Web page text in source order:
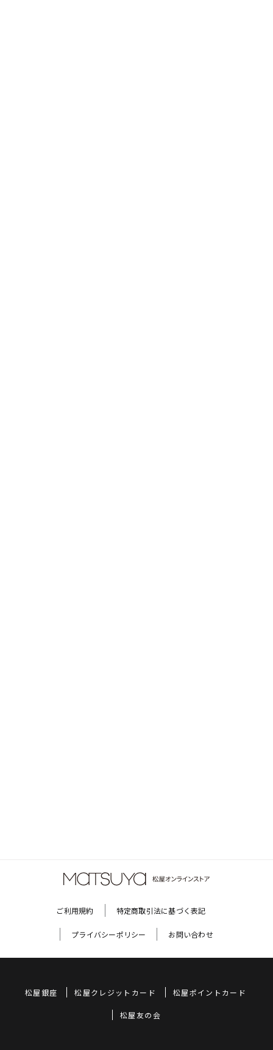
ご利用規約 特定商取引法に基づく表記
プライバシーポリシー お問い合わせ
松屋銀座 松屋クレジットカード 松屋ポイントカード
松屋友の会